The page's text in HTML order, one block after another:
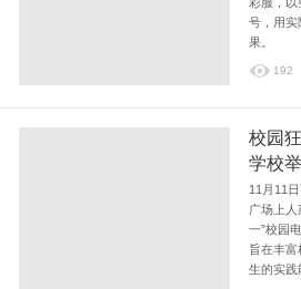
彩服，以
号，用实
果。
192
校园
学校
11月11
广场上人
一”校园
旨在丰
生的实践